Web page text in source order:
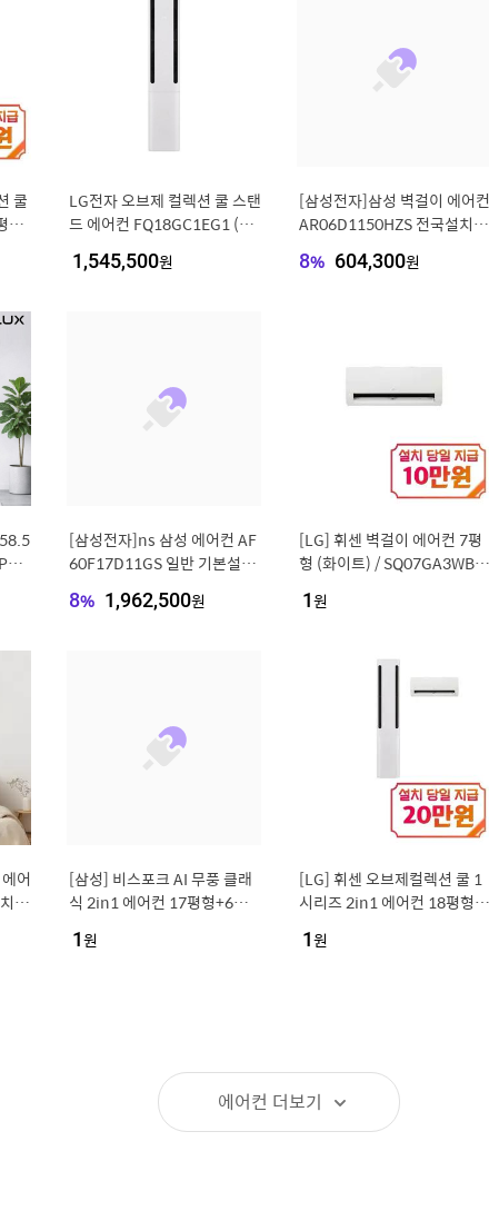
쿨
형
LG전자 오브제 컬렉션 쿨 스탠
드 에어컨 FQ18GC1EG1 (일
기포함) [전국설치비동일]
1,545,500원
[삼성전자]삼성 벽걸이 에어컨
AR06D1150HZS 전국설치 실
5925852]
8% 604,300원
[삼성전자]ns 삼성 에어컨 AF
60F17D11GS 일반 기본설치
8% 1,962,500원
[LG] 휘센 벽걸이 에어컨 7평
형 (화이트) / SQ07GA3WBS
1원
어
비
[삼성] 비스포크 AI 무풍 클래
식 2in1 에어컨 17평형+6평
7D11GRS
1원
[LG] 휘센 오브제컬렉션 쿨 1
시리즈 2in1 에어컨 18평형+
FC1EA2
1원
에어컨 더보기